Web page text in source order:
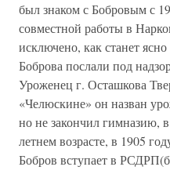
был знаком с Бобровым с
совместной работы в
исключено, как станет
Боброва послали под
Уроженец г. Осташкова
«Челюскине» он назван
но не закончил гимназию,
летнем возрасте, в 1905
Бобров вступает в